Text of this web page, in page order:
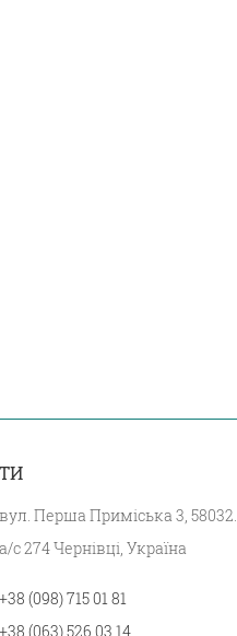
вул. Перша Приміська 3, 58032.
а/с 274 Чернівці, Україна
+38 (098) 715 01 81
+38 (063) 526 03 14